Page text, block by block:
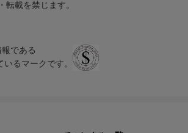
載を禁じます。
である
るマークです。